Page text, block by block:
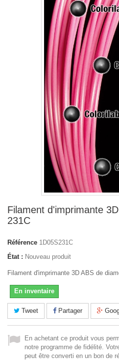
Filament d'imprimante
231C
Référence 1D05S231C
État : Nouveau produit
Filament d'imprimante 3D ABS de
En inventaire
Tweet Partager
En achetant ce produit vous
notre programme de fidélité.
peut être converti en un bon de